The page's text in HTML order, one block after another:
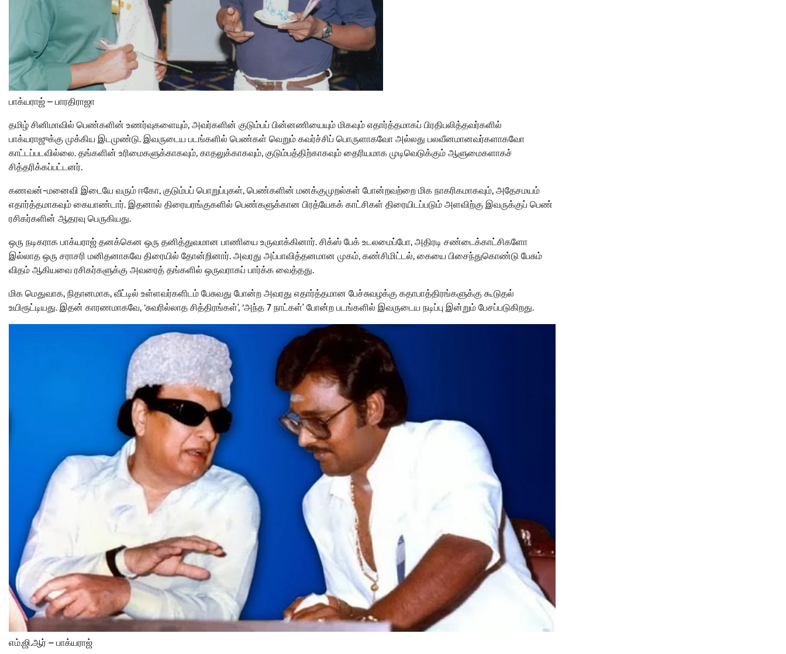
பாக்யராஜ் – பாரதிராஜா
தமிழ் சினிமாவில் பெண்களின் உணர்வுகளையும், அவர்களின் குடும்பப் பின்னணியையும் மிகவும் எதார்த்தமாகப் பிரதிபலித்தவர்களில்
பாக்யராஜுக்கு முக்கிய இடமுண்டு. இவருடைய படங்களில் பெண்கள் வெறும் கவர்ச்சிப் பொருளாகவோ அல்லது பலவீனமானவர்களாகவோ
காட்டப்படவில்லை. தங்களின் உரிமைகளுக்காகவும், காதலுக்காகவும், குடும்பத்திற்காகவும் தைரியமாக முடிவெடுக்கும் ஆளுமைகளாகச்
சித்தரிக்கப்பட்டனர்.
கணவன்-மனைவி இடையே வரும் ஈகோ, குடும்பப் பொறுப்புகள், பெண்களின் மனக்குமுறல்கள் போன்றவற்றை மிக நாகரிகமாகவும், அதேசமயம்
எதார்த்தமாகவும் கையாண்டார். இதனால் திரையரங்குகளில் பெண்களுக்கான பிரத்யேகக் காட்சிகள் திரையிடப்படும் அளவிற்கு இவருக்குப் பெண்
ரசிகர்களின் ஆதரவு பெருகியது.
ஒரு நடிகராக பாக்யராஜ் தனக்கென ஒரு தனித்துவமான பாணியை உருவாக்கினார். சிக்ஸ் பேக் உடலமைப்போ, அதிரடி சண்டைக்காட்சிகளோ
இல்லாத ஒரு சராசரி மனிதனாகவே திரையில் தோன்றினார். அவரது அப்பாவித்தனமான முகம், கண்சிமிட்டல், கையை பிசைந்துகொண்டு பேசும்
விதம் ஆகியவை ரசிகர்களுக்கு அவரைத் தங்களில் ஒருவராகப் பார்க்க வைத்தது.
மிக மெதுவாக, நிதானமாக, வீட்டில் உள்ளவர்களிடம் பேசுவது போன்ற அவரது எதார்த்தமான பேச்சுவழக்கு கதாபாத்திரங்களுக்கு கூடுதல்
உயிரூட்டியது. இதன் காரணமாகவே, ‘சுவரில்லாத சித்திரங்கள்’, ‘அந்த 7 நாட்கள்’ போன்ற படங்களில் இவருடைய நடிப்பு இன்றும் பேசப்படுகிறது.
எம்.ஜி.ஆர் – பாக்யராஜ்